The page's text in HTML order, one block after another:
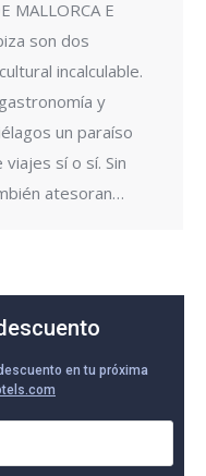
MALLORCA E
son dos
incalculable.
y
un paraíso
sí o sí. Sin
atesoran…
en tu próxima